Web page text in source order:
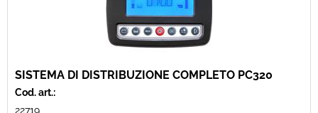
SISTEMA DI DISTRIBUZIONE COMPLETO PC320
Cod. art.:
22719